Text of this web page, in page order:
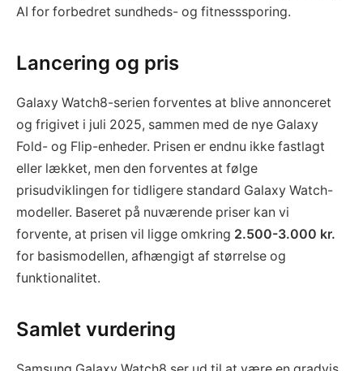
AI for forbedret sundheds- og fitnesssporing.
Lancering og pris
Galaxy Watch8-serien forventes at blive annonceret
og frigivet i juli 2025, sammen med de nye Galaxy
Fold- og Flip-enheder. Prisen er endnu ikke fastlagt
eller lækket, men den forventes at følge
prisudviklingen for tidligere standard Galaxy Watch-
modeller. Baseret på nuværende priser kan vi
forvente, at prisen vil ligge omkring 2.500-3.000 kr.
for basismodellen, afhængigt af størrelse og
funktionalitet.
Samlet vurdering